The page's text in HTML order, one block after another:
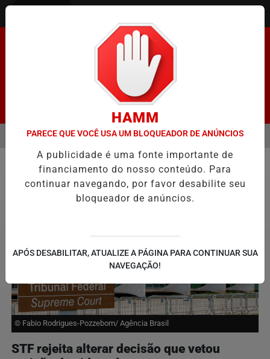
Pesquisar Notícia
FACILITA COOPTAÇÃO DO BANCO CENTRAL, DIZEM
EM ALTA
MENU
Justiça
© Fabio Rodrigues-Pozzebom/ Agência Brasil
STF rejeita alterar decisão que vetou
HAMM
PARECE QUE VOCÊ USA UM BLOQUEADOR DE ANÚNCIOS
A publicidade é uma fonte importante de
financiamento do nosso conteúdo. Para
continuar navegando, por favor desabilite seu
bloqueador de anúncios.
APÓS DESABILITAR, ATUALIZE A PÁGINA PARA CONTINUAR SUA
NAVEGAÇÃO!